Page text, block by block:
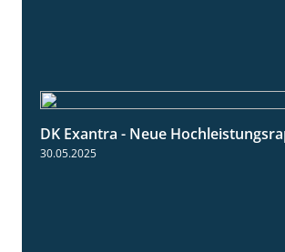
DK Exantra - Neue
30.05.2025